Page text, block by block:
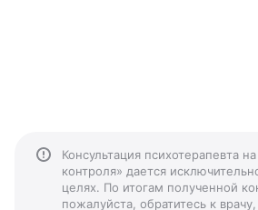
Консультация психотерапевта
контроля» дается
целях. По итогам полученной
пожалуйста, обратитесь к